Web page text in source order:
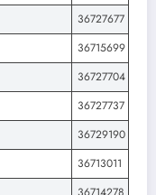
36727677
36715699
36727704
36727737
36729190
36713011